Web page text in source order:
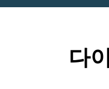
다